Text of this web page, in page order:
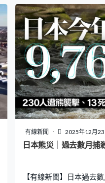
射監測數值亦無異常。
有線新聞 2025年12月23
日本熊災｜過去數月捕
【有線新聞】日本過去